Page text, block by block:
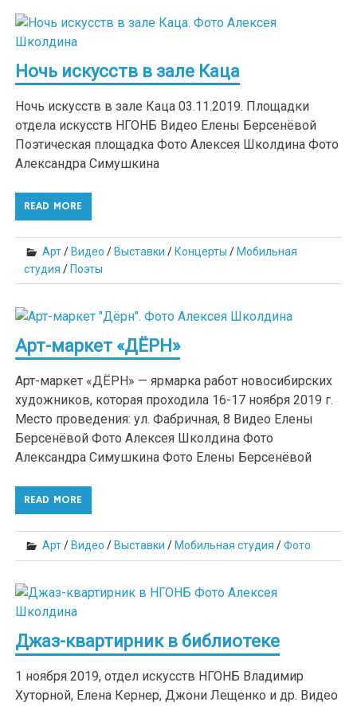
Ночь искусств в зале Каца
Ночь искусств в зале Каца 03.11.2019. Площадки
отдела искусств НГОНБ Видео Елены Берсенёвой
Поэтическая площадка Фото Алексея Школдина Фото
Александра Симушкина
READ MORE
Арт/ Видео / Выставки / Концерты / Мобильная
студия / Поэты
Арт-маркет «ДЁРН»
Арт-маркет «ДЁРН» — ярмарка работ новосибирских
художников, которая проходила 16-17 ноября 2019 г.
Место проведения: ул. Фабричная, 8 Видео Елены
Берсенёвой Фото Алексея Школдина Фото
Александра Симушкина Фото Елены Берсенёвой
READ MORE
Арт/Видео /Выставки /Мобильная студия /Фото
Джаз-квартирник в библиотеке
1 ноября 2019, отдел искусств НГОНБ Владимир
Хуторной, Елена Кернер, Джони Лещенко и др. Видео